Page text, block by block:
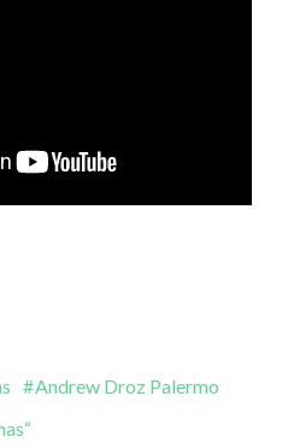
Andrew Droz Palermo